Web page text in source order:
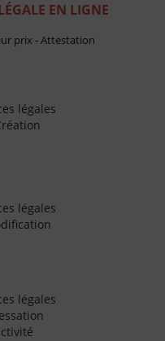
EN LIGNE
prix - Attestation
légales
légales
légales